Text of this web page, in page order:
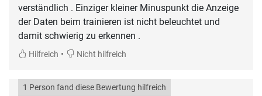
verständlich . Einziger kleiner Minuspunkt die Anzeige
der Daten beim trainieren ist nicht beleuchtet und
damit schwierig zu erkennen .
Hilfreich • Nicht hilfreich
1 Person fand diese Bewertung hilfreich